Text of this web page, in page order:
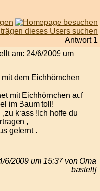
Antwort 1
am: 24/6/2009 um
mit dem Eichhörnchen
mit Eichhörnchen auf
im Baum toll!
krass !Ich hoffe du
,
gelernt .
6/2009 um 15:37 von Oma
bastelt]